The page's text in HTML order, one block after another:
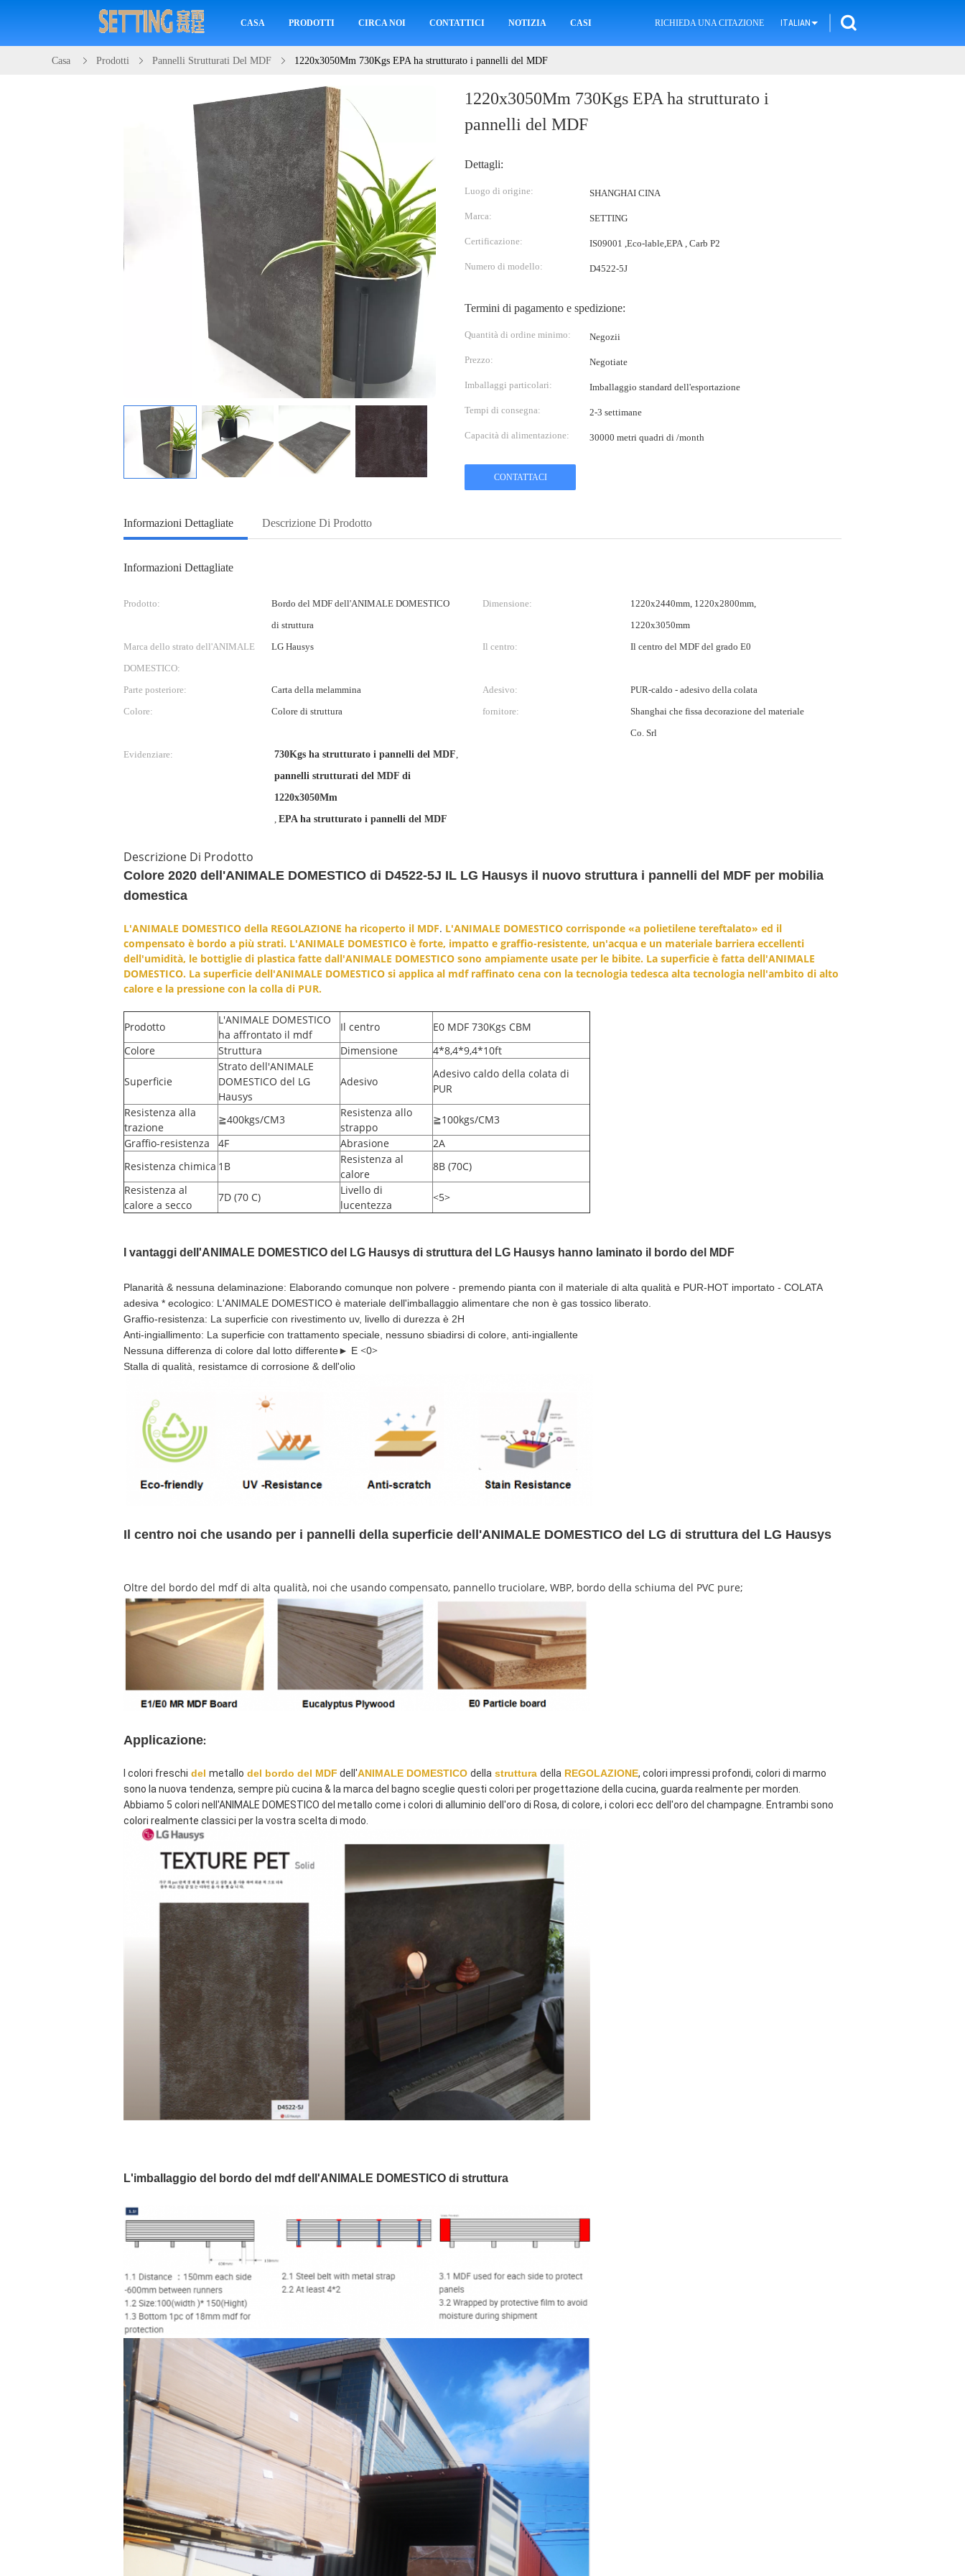
CASA PRODOTTI CIRCA NOI CONTATTICI NOTIZIA CASI RICHIEDA UNA CITAZIONE ITALIAN
Casa Prodotti Pannelli Strutturati Del MDF 1220x3050Mm 730Kgs EPA ha strutturato i pannelli del MDF
1220x3050Mm 730Kgs EPA ha strutturato i
pannelli del MDF
Dettagli:
Luogo di origine: SHANGHAI CINA
Marca: SETTING
Certificazione: IS09001 ,Eco-lable,EPA , Carb P2
Numero di modello: D4522-5J
Termini di pagamento e spedizione:
Quantità di ordine minimo: Negozii
Prezzo: Negotiate
Imballaggi particolari: Imballaggio standard dell'esportazione
Tempi di consegna: 2-3 settimane
Capacità di alimentazione: 30000 metri quadri di /month
CONTATTACI
Informazioni Dettagliate Descrizione Di Prodotto
Informazioni Dettagliate
Prodotto:
Bordo del MDF dell'ANIMALE DOMESTICO
di struttura
Dimensione:
1220x2440mm, 1220x2800mm,
1220x3050mm
Marca dello strato dell'ANIMALE
DOMESTICO:
LG Hausys Il centro: Il centro del MDF del grado E0
Parte posteriore: Carta della melammina Adesivo:
PUR-caldo - adesivo della colata
Colore:
Colore di struttura fornitore:
Shanghai che fissa decorazione del materiale
Co. Srl
Evidenziare:
730Kgs ha strutturato i pannelli del MDF,
pannelli strutturati del MDF di
1220x3050Mm
, EPA ha strutturato i pannelli del MDF
Descrizione Di Prodotto
Colore 2020 dell'ANIMALE DOMESTICO di D4522-5J IL LG Hausys il nuovo struttura i pannelli del MDF per mobilia
domestica
L'ANIMALE DOMESTICO della REGOLAZIONE ha ricoperto il MDF. L'ANIMALE DOMESTICO corrisponde «a polietilene tereftalato» ed il
compensato è bordo a più strati. L'ANIMALE DOMESTICO è forte, impatto e graffio-resistente, un'acqua e un materiale barriera eccellenti
dell'umidità, le bottiglie di plastica fatte dall'ANIMALE DOMESTICO sono ampiamente usate per le bibite. La superficie è fatta dell'ANIMALE
DOMESTICO. La superficie dell'ANIMALE DOMESTICO si applica al mdf raffinato cena con la tecnologia tedesca alta tecnologia nell'ambito di alto
calore e la pressione con la colla di PUR.
Prodotto
L'ANIMALE DOMESTICO
ha affrontato il mdf
Il centro
E0 MDF 730Kgs CBM
Colore
Struttura Dimensione 4*8,4*9,4*10ft
Superficie
Strato dell'ANIMALE
DOMESTICO del LG
Hausys
Adesivo
Adesivo caldo della colata di
PUR
Resistenza alla
trazione
≧400kgs/CM3
Resistenza allo
strappo
≧100kgs/CM3
Graffio-resistenza
4F Abrasione
2A
Resistenza chimica 1B
Resistenza al
calore
8B (70C)
Resistenza al
calore a secco
7D (70 C)
Livello di
lucentezza
<5>
I vantaggi dell'ANIMALE DOMESTICO del LG Hausys di struttura del LG Hausys hanno laminato il bordo del MDF
Planarità & nessuna delaminazione: Elaborando comunque non polvere - premendo pianta con il materiale di alta qualità e PUR-HOT importato - COLATA
adesiva * ecologico: L'ANIMALE DOMESTICO è materiale dell'imballaggio alimentare che non è gas tossico liberato.
Graffio-resistenza: La superficie con rivestimento uv, livello di durezza è 2H
Anti-ingiallimento: La superficie con trattamento speciale, nessuno sbiadirsi di colore, anti-ingiallente
Nessuna differenza di colore dal lotto differente► E <0>
Stalla di qualità, resistamce di corrosione & dell'olio
Il centro noi che usando per i pannelli della superficie dell'ANIMALE DOMESTICO del LG di struttura del LG Hausys
Oltre del bordo del mdf di alta qualità, noi che usando compensato, pannello truciolare, WBP, bordo della schiuma del PVC pure;
Applicazione:
I colori freschi del metallo del bordo del MDF dell'ANIMALE DOMESTICO della struttura della REGOLAZIONE, colori impressi profondi, colori di marmo
sono la nuova tendenza, sempre più cucina & la marca del bagno sceglie questi colori per progettazione della cucina, guarda realmente per morden.
Abbiamo 5 colori nell'ANIMALE DOMESTICO del metallo come i colori di alluminio dell'oro di Rosa, di colore, i colori ecc dell'oro del champagne. Entrambi sono
colori realmente classici per la vostra scelta di modo.
L'imballaggio del bordo del mdf dell'ANIMALE DOMESTICO di struttura